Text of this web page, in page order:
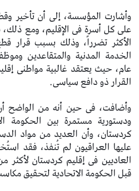
وأشارت المؤسسة، إلى أن تأخير
على كل أسرة فى الإقليم، ومع ذلك،
الأكثر تضرراً، وذلك بسبب قرار
الخدمة المدنية والمتقاعدين
عام، حيث يعتقد غالبية مواطنى
القرار ذو دافع سياسى.
وأضافت، فى حين أنه من الواضح
ودستورية مستمرة بين الحكومة
كردستان، وأن العديد من مواد
عليها العراقيون لم تُنفذ، فقد
قبل الحكومة الاتحادية لتحقيق